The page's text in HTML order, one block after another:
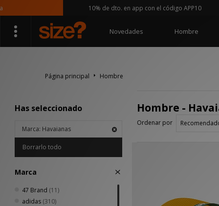
10% de dto. en app con el código APP10
Novedades Hombre
Página principal Hombre
Has seleccionado
Marca: Havaianas
Borrarlo todo
Marca
47 Brand (11)
adidas (310)
Hombre -
Ordenar por